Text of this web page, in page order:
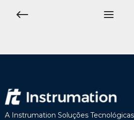
A Instrumation Soluções